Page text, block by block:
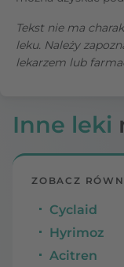
Tekst nie ma
leku. Należy
lekarzem lub
Inne leki
ZOBACZ
Cyclaid
Hyrimoz
Acitren